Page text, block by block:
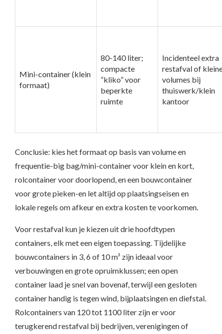
Mini-container (klein
formaat)
80-140 liter;
compacte
“kliko” voor
beperkte
ruimte
Incidenteel extra
restafval of
volumes bij
thuiswerk/klein
kantoor
Conclusie: kies het formaat op basis van volume en
frequentie-big bag/mini-container voor klein en kort,
rolcontainer voor doorlopend, en een bouwcontainer
voor grote pieken-en let altijd op plaatsingseisen en
lokale regels om afkeur en extra kosten te voorkomen.
Voor restafval kun je kiezen uit drie hoofdtypen
containers, elk met een eigen toepassing. Tijdelijke
bouwcontainers in 3, 6 of 10 m³ zijn ideaal voor
verbouwingen en grote opruimklussen; een open
container laad je snel van bovenaf, terwijl een gesloten
container handig is tegen wind, bijplaatsingen en diefstal.
Rolcontainers van 120 tot 1100 liter zijn er voor
terugkerend restafval bij bedrijven, verenigingen of